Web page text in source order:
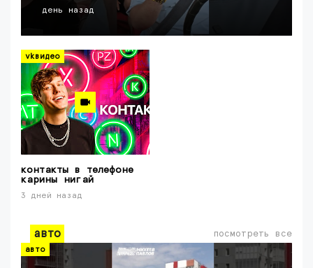
день назад
vkвидео
контакты в телефоне
карины нигай
3 дней назад
авто посмотреть все
авто